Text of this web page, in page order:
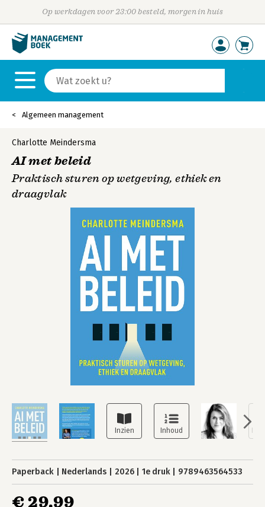
Op werkdagen voor 23:00 besteld, morgen in huis
Algemeen management
Charlotte Meindersma
AI met beleid
Praktisch sturen op wetgeving, ethiek en
draagvlak
Paperback Nederlands 2026 1e druk 9789463564533
€ 29,99